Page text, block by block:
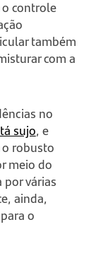
controle
também
com a
no
sujo, e
robusto
meio do
várias
ainda,
o